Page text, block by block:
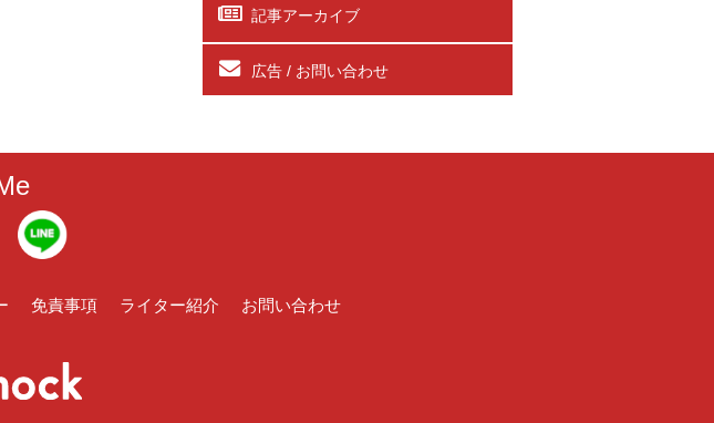
記事アーカイブ
広告 / お問い合わせ
免責事項 ライター紹介 お問い合わせ